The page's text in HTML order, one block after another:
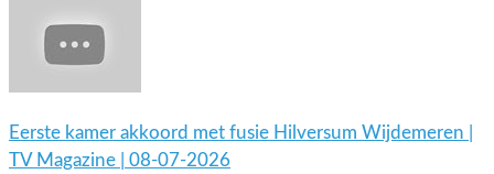
Eerste kamer akkoord met fusie Hilversum Wijdemeren |
TV Magazine | 08-07-2026